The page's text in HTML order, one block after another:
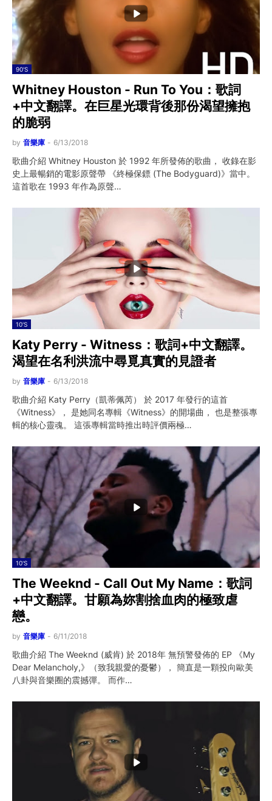
90'S
Whitney Houston - Run To You：歌詞
+中文翻譯。在巨星光環背後那份渴望擁抱
的脆弱
by 音樂庫 - 6/13/2018
歌曲介紹 Whitney Houston 於 1992 年所發佈的歌曲， 收錄在影
史上最暢銷的電影原聲帶 《終極保鏢 (The Bodyguard)》當中。
這首歌在 1993 年作為原聲…
10'S
Katy Perry - Witness：歌詞+中文翻譯。
渴望在名利洪流中尋覓真實的見證者
by 音樂庫 - 6/13/2018
歌曲介紹 Katy Perry（凱蒂佩芮） 於 2017 年發行的這首
《Witness》， 是她同名專輯《Witness》的開場曲， 也是整張專
輯的核心靈魂。 這張專輯當時推出時評價兩極…
10'S
The Weeknd - Call Out My Name：歌詞
+中文翻譯。甘願為妳割捨血肉的極致虐
戀。
by 音樂庫 - 6/11/2018
歌曲介紹 The Weeknd (威肯) 於 2018年 無預警發佈的 EP 《My
Dear Melancholy,》（致我親愛的憂鬱）， 簡直是一顆投向歐美
八卦與音樂圈的震撼彈。 而作…